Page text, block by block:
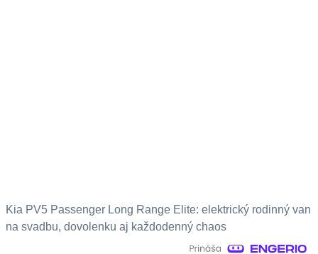
Kia PV5 Passenger Long Range Elite: elektrický rodinný van
na svadbu, dovolenku aj každodenný chaos